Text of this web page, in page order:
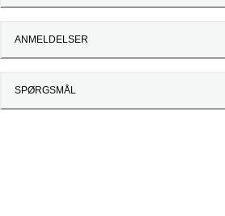
ANMELDELSER
SPØRGSMÅL